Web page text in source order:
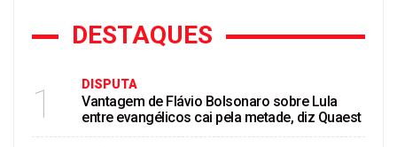
DESTAQUES
1 DISPUTA
Vantagem de Flávio Bolsonaro sobre Lula
entre evangélicos cai pela metade, diz Quaest